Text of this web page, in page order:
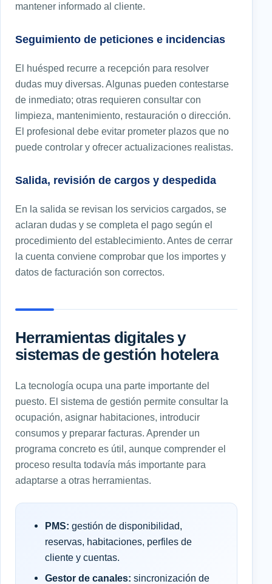
mantener informado al cliente.
Seguimiento de peticiones e incidencias
El huésped recurre a recepción para resolver
dudas muy diversas. Algunas pueden contestarse
de inmediato; otras requieren consultar con
limpieza, mantenimiento, restauración o dirección.
El profesional debe evitar prometer plazos que no
puede controlar y ofrecer actualizaciones realistas.
Salida, revisión de cargos y despedida
En la salida se revisan los servicios cargados, se
aclaran dudas y se completa el pago según el
procedimiento del establecimiento. Antes de cerrar
la cuenta conviene comprobar que los importes y
datos de facturación son correctos.
Herramientas digitales y
sistemas de gestión hotelera
La tecnología ocupa una parte importante del
puesto. El sistema de gestión permite consultar la
ocupación, asignar habitaciones, introducir
consumos y preparar facturas. Aprender un
programa concreto es útil, aunque comprender el
proceso resulta todavía más importante para
adaptarse a otras herramientas.
PMS: gestión de disponibilidad,
reservas, habitaciones, perfiles de
cliente y cuentas.
Gestor de canales: sincronización de